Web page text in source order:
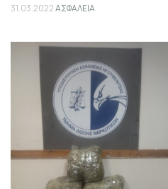
31.03.2022ΑΣΦΑΛΕΙΑ